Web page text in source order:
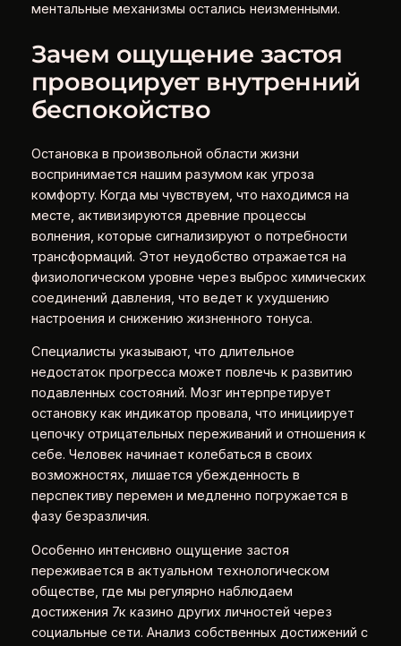
ментальные механизмы остались неизменными.
Зачем ощущение застоя
провоцирует внутренний
беспокойство
Остановка в произвольной области жизни
воспринимается нашим разумом как угроза
комфорту. Когда мы чувствуем, что находимся на
месте, активизируются древние процессы
волнения, которые сигнализируют о потребности
трансформаций. Этот неудобство отражается на
физиологическом уровне через выброс химических
соединений давления, что ведет к ухудшению
настроения и снижению жизненного тонуса.
Специалисты указывают, что длительное
недостаток прогресса может повлечь к развитию
подавленных состояний. Мозг интерпретирует
остановку как индикатор провала, что инициирует
цепочку отрицательных переживаний и отношения к
себе. Человек начинает колебаться в своих
возможностях, лишается убежденность в
перспективу перемен и медленно погружается в
фазу безразличия.
Особенно интенсивно ощущение застоя
переживается в актуальном технологическом
обществе, где мы регулярно наблюдаем
достижения 7к казино других личностей через
социальные сети. Анализ собственных достижений с